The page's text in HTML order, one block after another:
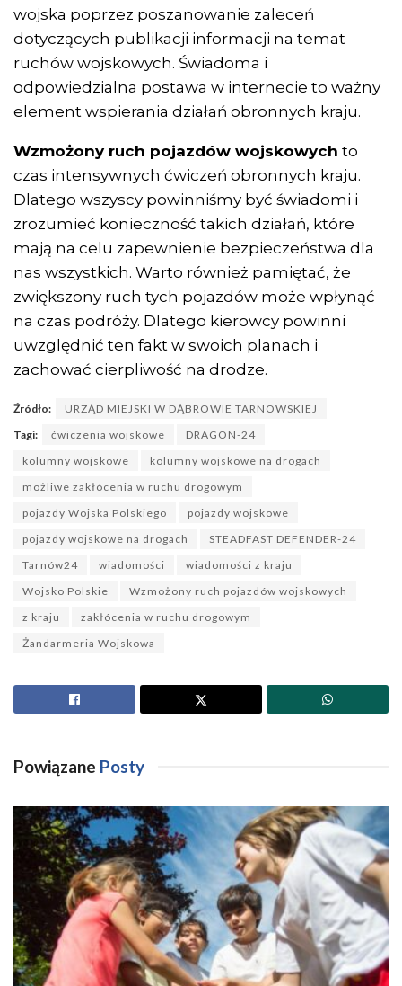
wojska poprzez poszanowanie zaleceń
dotyczących publikacji informacji na temat
ruchów wojskowych. Świadoma i
odpowiedzialna postawa w internecie to ważny
element wspierania działań obronnych kraju.
Wzmożony ruch pojazdów wojskowych to
czas intensywnych ćwiczeń obronnych kraju.
Dlatego wszyscy powinniśmy być świadomi i
zrozumieć konieczność takich działań, które
mają na celu zapewnienie bezpieczeństwa dla
nas wszystkich. Warto również pamiętać, że
zwiększony ruch tych pojazdów może wpłynąć
na czas podróży. Dlatego kierowcy powinni
uwzględnić ten fakt w swoich planach i
zachować cierpliwość na drodze.
Źródło:
URZĄD MIEJSKI W DĄBROWIE TARNOWSKIEJ
Tagi:
ćwiczenia wojskowe
DRAGON-24
kolumny wojskowe
kolumny wojskowe na drogach
możliwe zakłócenia w ruchu drogowym
pojazdy Wojska Polskiego
pojazdy wojskowe
pojazdy wojskowe na drogach
STEADFAST DEFENDER-24
Tarnów24
wiadomości
wiadomości z kraju
Wojsko Polskie
Wzmożony ruch pojazdów wojskowych
z kraju
zakłócenia w ruchu drogowym
Żandarmeria Wojskowa
Powiązane Posty